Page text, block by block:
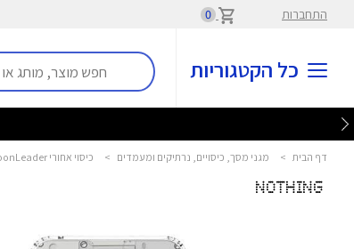
התחברות 0
כל הקטגוריות
דף הבית > מגני מסך, כיסויים, נרתיקים ומעמדים > כיסוי אחורי SoonLeader עבור Nothing Phone (3A) Pro נאטינג - Nothing